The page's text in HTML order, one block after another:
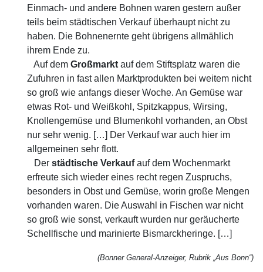
Einmach- und andere Bohnen waren gestern außer
teils beim städtischen Verkauf überhaupt nicht zu
haben. Die Bohnenernte geht übrigens allmählich
ihrem Ende zu.
Auf dem Großmarkt auf dem Stiftsplatz waren die
Zufuhren in fast allen Marktprodukten bei weitem nicht
so groß wie anfangs dieser Woche. An Gemüse war
etwas Rot- und Weißkohl, Spitzkappus, Wirsing,
Knollengemüse und Blumenkohl vorhanden, an Obst
nur sehr wenig. […] Der Verkauf war auch hier im
allgemeinen sehr flott.
Der städtische Verkaufauf dem Wochenmarkt
erfreute sich wieder eines recht regen Zuspruchs,
besonders in Obst und Gemüse, worin große Mengen
vorhanden waren. Die Auswahl in Fischen war nicht
so groß wie sonst, verkauft wurden nur geräucherte
Schellfische und marinierte Bismarckheringe. […]
(Bonner General-Anzeiger, Rubrik „Aus Bonn“)